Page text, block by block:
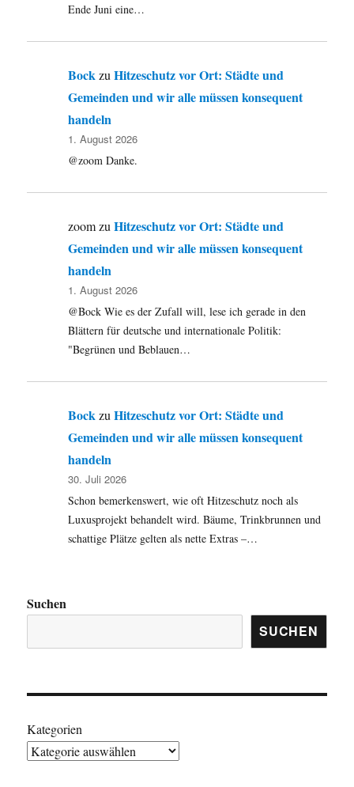
Ende Juni eine…
BockzuHitzeschutz vor Ort: Städte und
Gemeinden und wir alle müssen konsequent
handeln
1. August 2026
@zoom Danke.
zoomzuHitzeschutz vor Ort: Städte und
Gemeinden und wir alle müssen konsequent
handeln
1. August 2026
@Bock Wie es der Zufall will, lese ich gerade in den
Blättern für deutsche und internationale Politik:
"Begrünen und Beblauen…
BockzuHitzeschutz vor Ort: Städte und
Gemeinden und wir alle müssen konsequent
handeln
30. Juli 2026
Schon bemerkenswert, wie oft Hitzeschutz noch als
Luxusprojekt behandelt wird. Bäume, Trinkbrunnen und
schattige Plätze gelten als nette Extras –…
Suchen
SUCHEN
Kategorien